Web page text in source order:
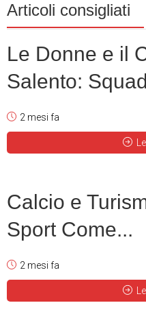
Articoli consigliati
Le Donne e il
Salento:
2 mesi fa
Calcio e
Sport Come...
2 mesi fa